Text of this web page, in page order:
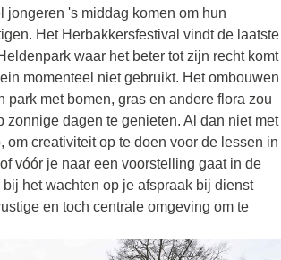
jongeren 's middag komen om hun
Het Herbakkersfestival vindt de laatste
waar het beter tot zijn recht komt
momenteel niet gebruikt. Het ombouwen
park met bomen, gras en andere flora zou
zonnige dagen te genieten. Al dan niet met
om creativiteit op te doen voor de lessen in
vóór je naar een voorstelling gaat in de
bij het wachten op je afspraak bij dienst
en toch centrale omgeving om te